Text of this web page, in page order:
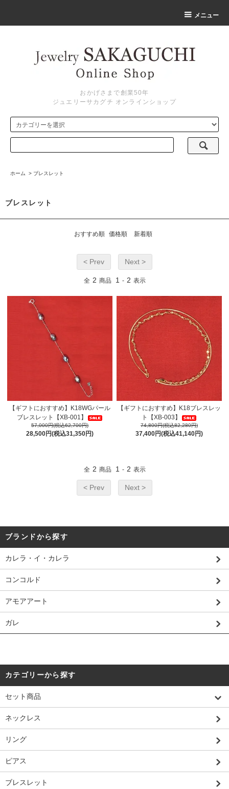
メニュー
おかげさまで創業50年
ジュエリーサカグチ オンラインショップ
ホーム > ブレスレット
ブレスレット
おすすめ順 価格順 新着順
< Prev Next >
全 2 商品 1 - 2 表示
【ギフトにおすすめ】K18WGパール
ブレスレット【XB-001】
57,000円(税込62,700円)
28,500円(税込31,350円)
【ギフトにおすすめ】K18ブレスレッ
ト【XB-003】
74,800円(税込82,280円)
37,400円(税込41,140円)
全 2 商品 1 - 2 表示
< Prev Next >
ブランドから探す
カレラ・イ・カレラ
コンコルド
アモアアート
ガレ
カテゴリーから探す
セット商品
ネックレス
リング
ピアス
ブレスレット